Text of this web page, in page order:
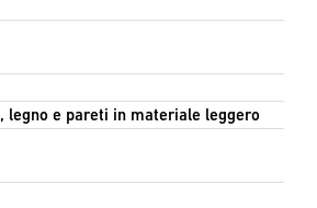
legno e pareti in materiale leggero